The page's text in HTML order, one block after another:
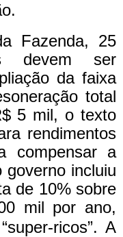
Fazenda, 25
devem ser
da faixa
total
5 mil, o texto
rendimentos
compensar a
governo incluiu
de 10% sobre
mil por ano,
ricos”. A